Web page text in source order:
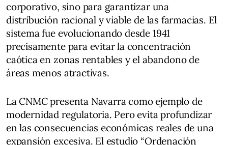
corporativo, sino para garantizar una
distribución racional y viable de las farmacias. El
sistema fue evolucionando desde 1941
precisamente para evitar la concentración
caótica en zonas rentables y el abandono de
áreas menos atractivas.
La CNMC presenta Navarra como ejemplo de
modernidad regulatoria. Pero evita profundizar
en las consecuencias económicas reales de una
expansión excesiva. El estudio “Ordenación